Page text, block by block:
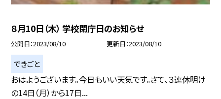
８月10日（木） 学校閉庁日のお知らせ
公開日 2023/08/10 更新日 2023/08/10
できごと
おはようございます。今日もいい天気です。さて、３連休明け
の14日（月）から17日...